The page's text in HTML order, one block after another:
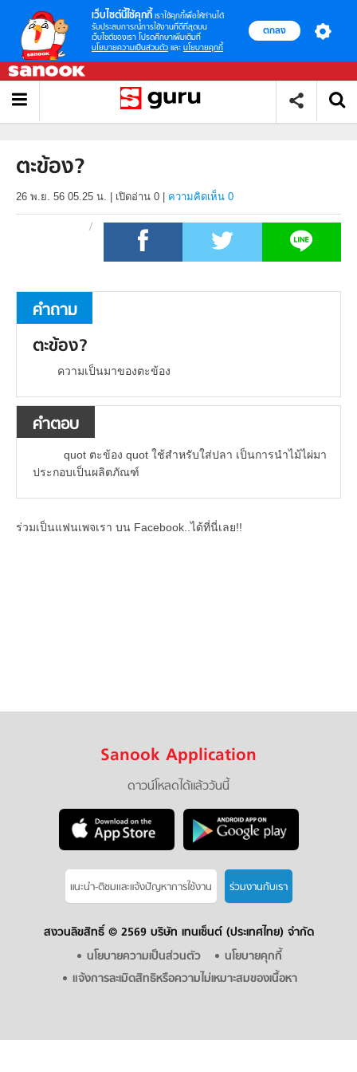
เว็บไซต์นี้ใช้คุกกี้ เราใช้คุกกี้เพื่อให้ท่านได้
รับประสบการณ์การใช้งานที่ดีที่สุดบน
เว็บไซต์ของเรา โปรดศึกษาเพิ่มเติมที่
นโยบายความเป็นส่วนตัว และ นโยบายคุกกี้
ตกลง
ตะข้อง?
26 พ.ย. 56 05.25 น. เปิดอ่าน 0 ความคิดเห็น 0
คำถาม
ตะข้อง?
ความเป็นมาของตะข้อง
คำตอบ
quot ตะข้อง quot ใช้สำหรับใส่ปลา เป็นการนำไม้ไผ่มา
ประกอบเป็นผลิตภัณฑ์
ร่วมเป็นแฟนเพจเรา บน Facebook..ได้ที่นี่เลย!!
Sanook Application
ดาวน์โหลดได้แล้ววันนี้
แนะนำ-ติชมเเละแจ้งปัญหาการใช้งาน ร่วมงานกับเรา
สงวนลิขสิทธิ์ © 2569 บริษัท เทนเซ็นต์ (ประเทศไทย) จำกัด
นโยบายความเป็นส่วนตัว
นโยบายคุกกี้
แจ้งการละเมิดสิทธิหรือความไม่เหมาะสมของเนื้อหา